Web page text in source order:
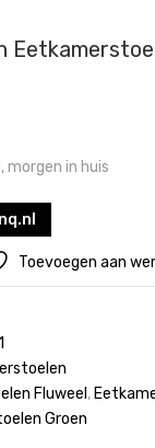
morgen in huis
Toevoegen aan
Fluweel ,
Groen